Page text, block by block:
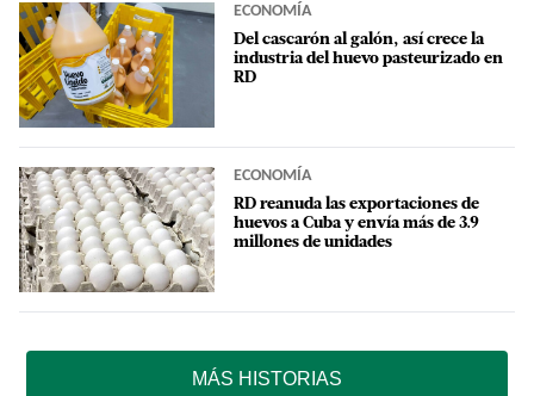
ECONOMÍA
Del cascarón al galón, así crece la
industria del huevo pasteurizado en
RD
ECONOMÍA
RD reanuda las exportaciones de
huevos a Cuba y envía más de 3.9
millones de unidades
MÁS HISTORIAS